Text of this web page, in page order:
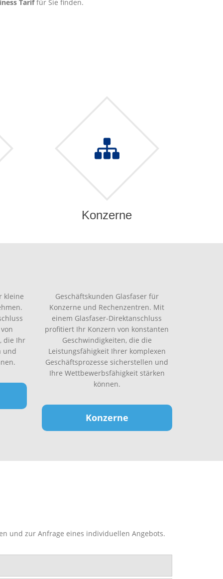
Tariffür Sie finden.
kleine
die Ihr
und
Konzerne
Geschäftskunden Glasfaser für
Konzerne und Rechenzentren. Mit
einem Glasfaser-Direktanschluss
profitiert Ihr Konzern von konstanten
Geschwindigkeiten, die die
Leistungsfähigkeit Ihrer komplexen
Geschäftsprozesse sicherstellen und
Ihre Wettbewerbsfähigkeit stärken
können.
Konzerne
und zur Anfrage eines individuellen Angebots.